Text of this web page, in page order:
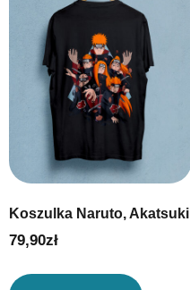
Koszulka Naruto, Akatsuki
79,90zł